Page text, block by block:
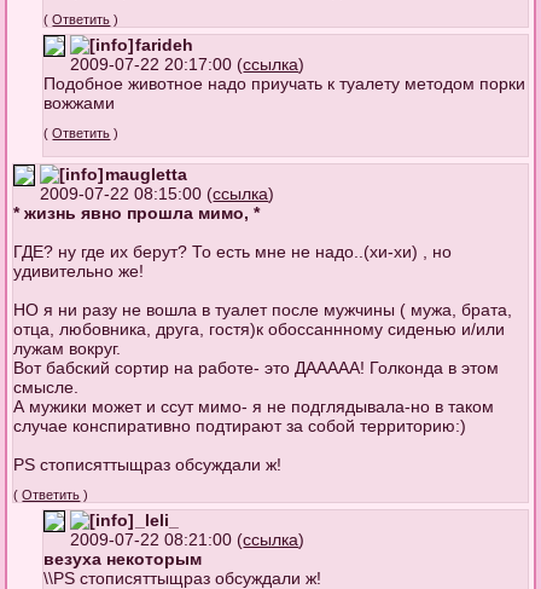
(Ответить )
farideh
2009-07-22 20:17:00 (ссылка)
Подобное животное надо приучать к туалету методом порки
вожжами
(Ответить )
maugletta
2009-07-22 08:15:00 (ссылка)
* жизнь явно прошла мимо, *
ГДЕ? ну где их берут? То есть мне не надо..(хи-хи) , но
удивительно же!
НО я ни разу не вошла в туалет после мужчины ( мужа, брата,
отца, любовника, друга, гостя)к обоссаннному сиденью и/или
лужам вокруг.
Вот бабский сортир на работе- это ДААААА! Голконда в этом
смысле.
А мужики может и ссут мимо- я не подглядывала-но в таком
случае конспиративно подтирают за собой территорию:)
PS стописяттыщраз обсуждали ж!
(Ответить )
_leli_
2009-07-22 08:21:00 (ссылка)
везуха некоторым
\\PS стописяттыщраз обсуждали ж!